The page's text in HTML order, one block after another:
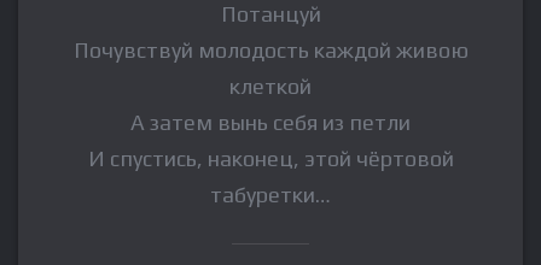
Потанцуй
Почувствуй молодость каждой живою
клеткой
А затем вынь себя из петли
И спустись, наконец, этой чёртовой
табуретки…